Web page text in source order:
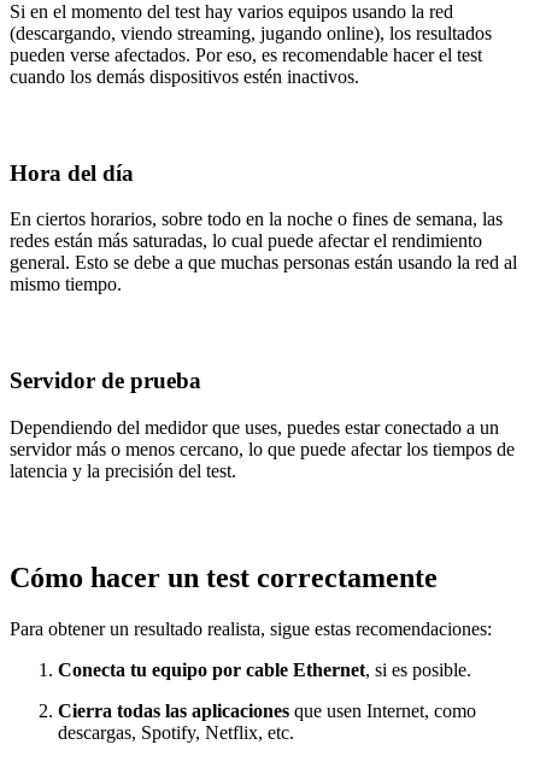
Si en el momento del test hay varios equipos usando la red
(descargando, viendo streaming, jugando online), los resultados
pueden verse afectados. Por eso, es recomendable hacer el test
cuando los demás dispositivos estén inactivos.
Hora del día
En ciertos horarios, sobre todo en la noche o fines de semana, las
redes están más saturadas, lo cual puede afectar el rendimiento
general. Esto se debe a que muchas personas están usando la red al
mismo tiempo.
Servidor de prueba
Dependiendo del medidor que uses, puedes estar conectado a un
servidor más o menos cercano, lo que puede afectar los tiempos de
latencia y la precisión del test.
Cómo hacer un test correctamente
Para obtener un resultado realista, sigue estas recomendaciones:
Conecta tu equipo por cable Ethernet, si es posible.
Cierra todas las aplicaciones que usen Internet, como
descargas, Spotify, Netflix, etc.